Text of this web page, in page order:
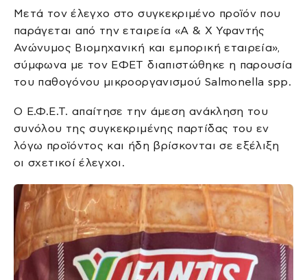
Μετά τον έλεγχο στο συγκεκριμένο προϊόν που
παράγεται από την εταιρεία «Α & Χ Υφαντής
Ανώνυμος Βιομηχανική και εμπορική εταιρεία»,
σύμφωνα με τον ΕΦΕΤ διαπιστώθηκε η παρουσία
του παθογόνου μικροοργανισμού Salmonella spp.
Ο Ε.Φ.Ε.Τ. απαίτησε την άμεση ανάκληση του
συνόλου της συγκεκριμένης παρτίδας του εν
λόγω προϊόντος και ήδη βρίσκονται σε εξέλιξη
οι σχετικοί έλεγχοι.